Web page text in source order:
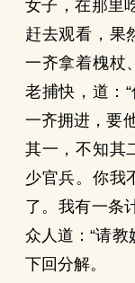
女子，在那里
赶去观看，果
一齐拿着槐杖
老捕快，道：
一齐拥进，要
其一，不知其
少官兵。你我
了。我有一条
众人道：“请
下回分解。